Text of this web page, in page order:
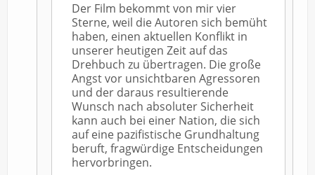
Der Film bekommt von mir vier
Sterne, weil die Autoren sich bemüht
haben, einen aktuellen Konflikt in
unserer heutigen Zeit auf das
Drehbuch zu übertragen. Die große
Angst vor unsichtbaren Agressoren
und der daraus resultierende
Wunsch nach absoluter Sicherheit
kann auch bei einer Nation, die sich
auf eine pazifistische Grundhaltung
beruft, fragwürdige Entscheidungen
hervorbringen.